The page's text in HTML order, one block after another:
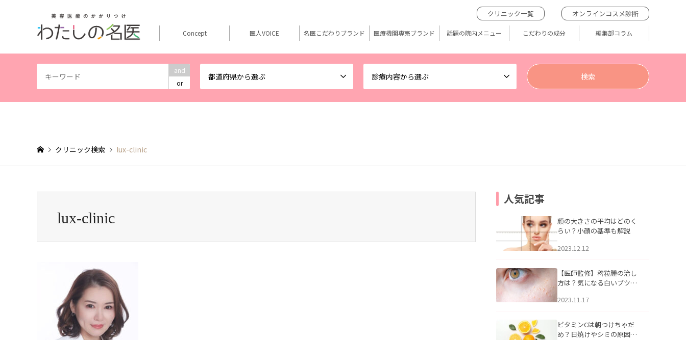
and
or
都道府県から選ぶ 診療内容から選ぶ
クリニック一覧 オンラインコスメ診断
Concept 医人VOICE 名医こだわりブランド 医療機関専売ブランド 話題の院内メニュー こだわりの成分 編集部コラム
クリニック検索 lux-clinic
lux-clinic
人気記事
顔の大きさの平均はどのく
らい？小顔の基準も解説
2023.12.12
【医師監修】稗粒腫の治し
方は？気になる白いブツブ
アについて
2023.11.17
ビタミンCは朝つけちゃだ
め？日焼けやシミの原因に